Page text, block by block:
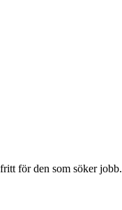
för den som söker jobb.